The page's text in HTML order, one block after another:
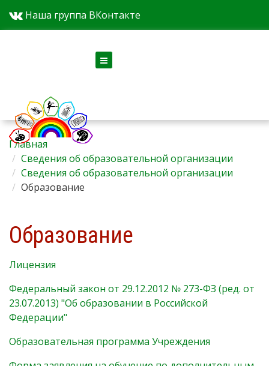
Наша группа ВКонтакте
Главная
Сведения об образовательной организации
Сведения об образовательной организации
Образование
Образование
Лицензия
Федеральный закон от 29.12.2012 № 273-ФЗ (ред. от
23.07.2013) "Об образовании в Российской
Федерации"
Образовательная программа Учреждения